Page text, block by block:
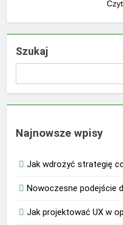
Szukaj
Najnowsze wpisy
Jak wdrożyć strategię
Nowoczesne podejście
Jak projektować UX w